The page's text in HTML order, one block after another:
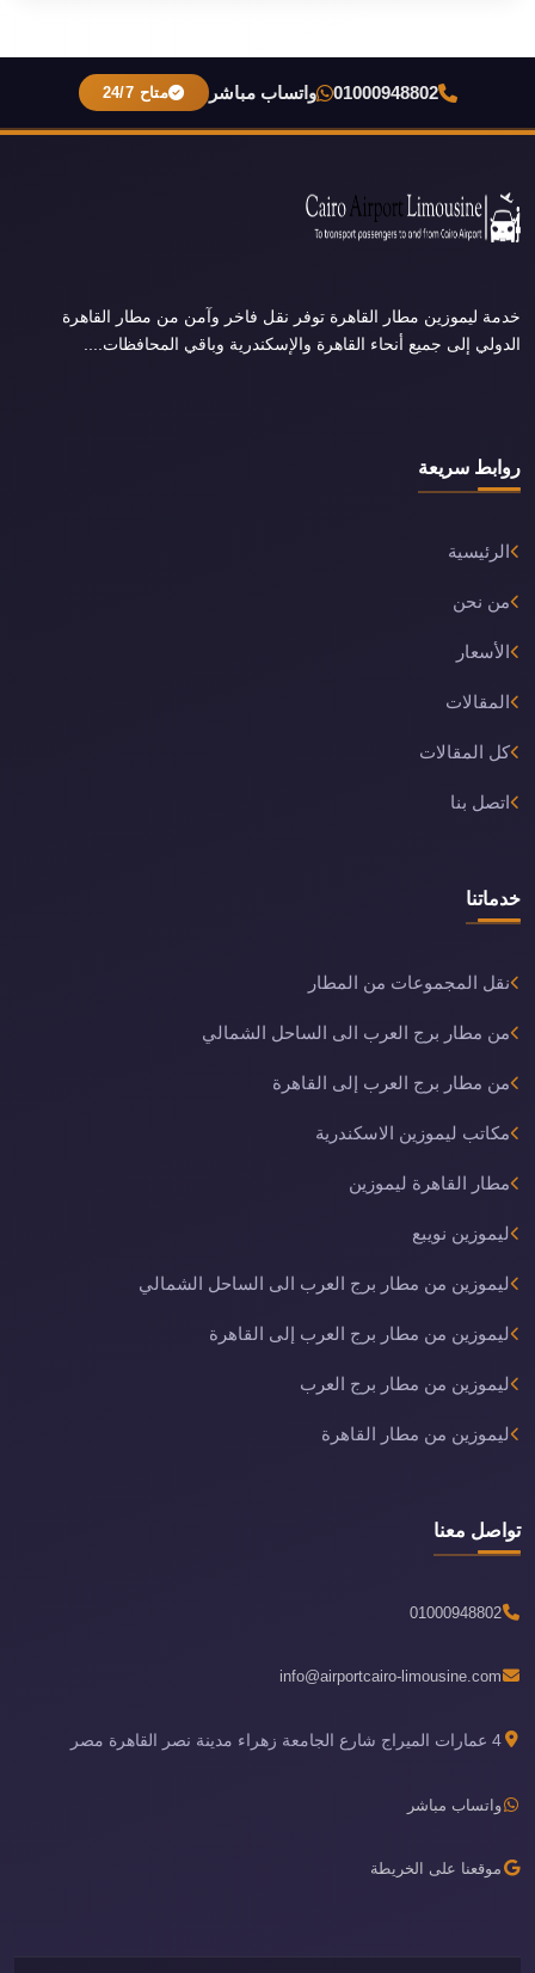
01000948802 واتساب مباشر متاح 24/7
خدمة ليموزين مطار القاهرة توفر نقل فاخر وآمن من مطار القاهرة
الدولي إلى جميع أنحاء القاهرة والإسكندرية وباقي المحافظات....
روابط سريعة
الرئيسية
من نحن
الأسعار
المقالات
كل المقالات
اتصل بنا
خدماتنا
نقل المجموعات من المطار
من مطار برج العرب الى الساحل الشمالي
من مطار برج العرب إلى القاهرة
مكاتب ليموزين الاسكندرية
مطار القاهرة ليموزين
ليموزين نويبع
ليموزين من مطار برج العرب الى الساحل الشمالي
ليموزين من مطار برج العرب إلى القاهرة
ليموزين من مطار برج العرب
ليموزين من مطار القاهرة
تواصل معنا
01000948802
info@airportcairo-limousine.com
4 عمارات الميراج شارع الجامعة زهراء مدينة نصر القاهرة مصر
واتساب مباشر
موقعنا على الخريطة